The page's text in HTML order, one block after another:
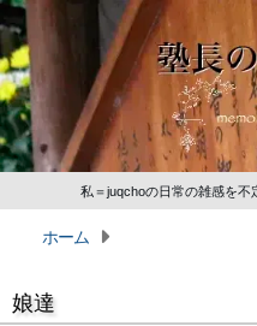
私＝juqchoの日常の雑感を不
ホーム
娘達